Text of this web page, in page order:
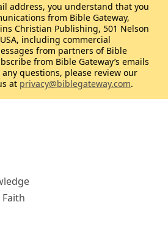
address, you understand that you
from Bible Gateway,
Christian Publishing, 501 Nelson
including commercial
from partners of Bible
from Bible Gateway’s emails
questions, please review our
at privacy@biblegateway.com.